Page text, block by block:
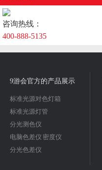
咨询热线：
400-888-5135
9游会官方的产品展示
标准光源对色灯箱
标准光源灯管
分光测色仪
电脑色差仪 密度仪
分光色差仪